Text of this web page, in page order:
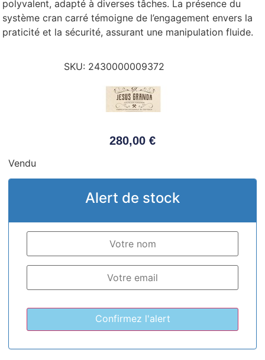
polyvalent, adapté à diverses tâches. La présence du
système cran carré témoigne de l’engagement envers la
praticité et la sécurité, assurant une manipulation fluide.
SKU: 2430000009372
280,00 €
Vendu
Alert de stock